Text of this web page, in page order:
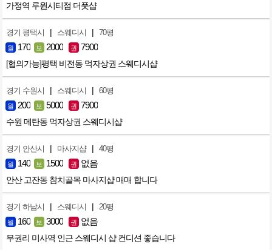
가정역 루원시티점 더풋샵
경기 평택시 | 스웨디시 | 70평
월 170 보 2000 권 7900
[협의가능]평택 비전동 먹자상권 스웨디시샵
경기 수원시 | 스웨디시 | 60평
월 200 보 5000 권 7900
수원 메탄동 먹자상권 스웨디시샵
경기 안산시 | 마사지샵 | 40평
월 140 보 1500 권 없음
안산 고잔동 참치골목 마사지샵 매매 합니다
경기 하남시 | 스웨디시 | 20평
월 160 보 3000 권 없음
무권리 미사역 인근 스웨디시 샵 컨디션 좋습니다